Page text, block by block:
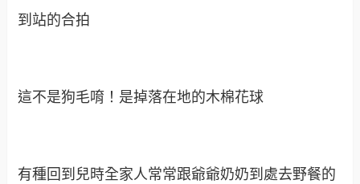
到站的合拍